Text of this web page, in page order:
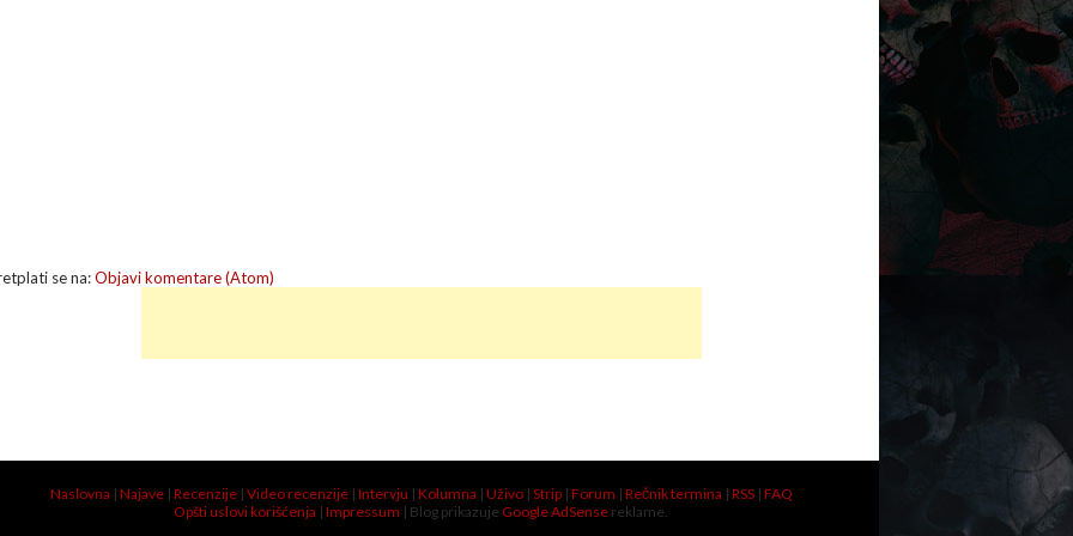
se na:Objavi komentare (Atom)
Naslovna | Najave| Recenzije| Video recenzije| Intervju | Kolumna | Uživo| Strip| Forum | Rečnik termina | RSS| FAQ
Opšti uslovi korišćenja | Impressum | Blog prikazuje Google AdSense reklame.